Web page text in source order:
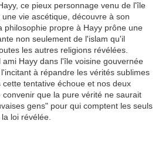
ce pieux personnage venu de l'île
vie ascétique, découvre à son
philosophie propre à Hayy prône une
non seulement de l'islam qu'il
les autres religions révélées.
Hayy dans l'île voisine gouvernée
à répandre les vérités sublimes
tentative échoue et nos deux
que la pure vérité ne saurait
gens" pour qui comptent les seuls
loi révélée.